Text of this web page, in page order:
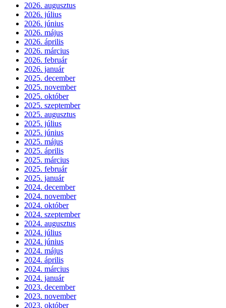
2026. augusztus
2026. július
2026. június
2026. május
2026. április
2026. március
2026. február
2026. január
2025. december
2025. november
2025. október
2025. szeptember
2025. augusztus
2025. július
2025. június
2025. május
2025. április
2025. március
2025. február
2025. január
2024. december
2024. november
2024. október
2024. szeptember
2024. augusztus
2024. július
2024. június
2024. május
2024. április
2024. március
2024. január
2023. december
2023. november
2023. október